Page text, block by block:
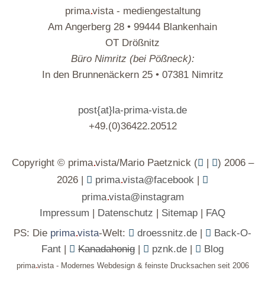
prima.vista - mediengestaltung
Am Angerberg 28 • 99444 Blankenhain
OT Drößnitz
Büro Nimritz (bei Pößneck):
In den Brunnenäckern 25 • 07381 Nimritz
post{at}la-prima-vista.de
+49.(0)36422.20512
Copyright © prima.vista/Mario Paetznick ( |
) 2006 –
2026 |
prima.vista@facebook |
prima.vista@instagram
Impressum | Datenschutz | Sitemap | FAQ
PS: Die prima.vista-Welt: droessnitz.de |
Back-O-
Fant | Kanadahonig | pznk.de | Blog
prima.vista - Modernes Webdesign & feinste Drucksachen seit 2006